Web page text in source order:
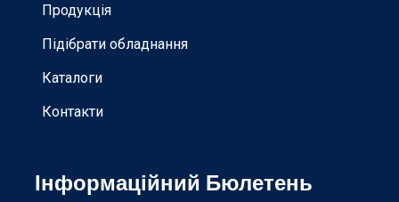
Продукція
Підібрати обладнання
Каталоги
Контакти
Інформаційний Бюлетень